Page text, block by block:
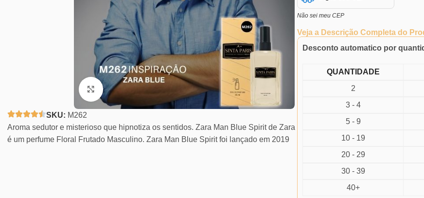
Clique para ampliar
SKU: M262
Aroma sedutor e misterioso que hipnotiza os sentidos. Zara Man Blue Spirit de Zara
é um perfume Floral Frutado Masculino. Zara Man Blue Spirit foi lançado em 2019
Não sei meu CEP
Veja a Descrição Completa do
Desconto automatico por
QUANTIDADE
2
3 - 4
5 - 9
10 - 19
20 - 29
30 - 39
40+